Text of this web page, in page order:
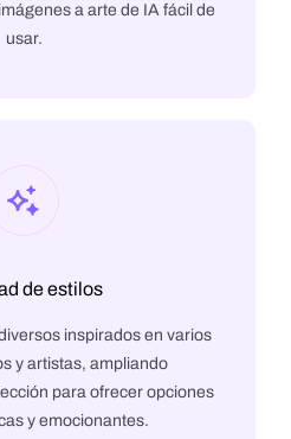
a arte de IA fácil de
usar.
de estilos
inspirados en varios
y artistas, ampliando
para ofrecer opciones
y emocionantes.